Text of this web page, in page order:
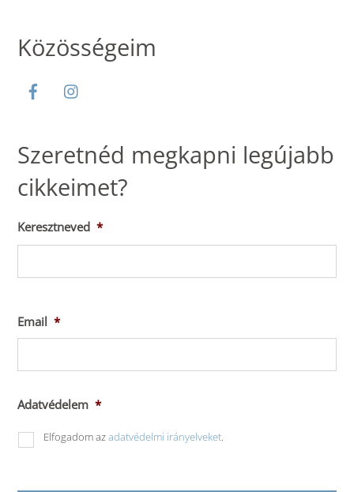
Közösségeim
Szeretnéd megkapni legújabb
cikkeimet?
Keresztneved *
Email *
Adatvédelem *
Elfogadom azadatvédelmi irányelveket.